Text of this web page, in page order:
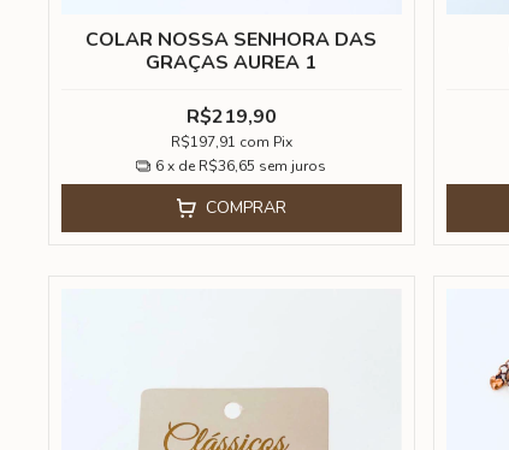
COLAR NOSSA SENHORA DAS
GRAÇAS AUREA 1
R$219,90
R$197,91 com Pix
6 x de R$36,65 sem juros
COMPRAR